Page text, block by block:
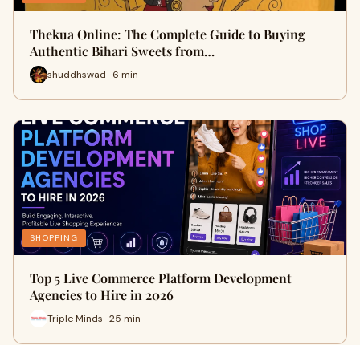
Thekua Online: The Complete Guide to Buying
Authentic Bihari Sweets from…
shuddhswad · 6 min
SHOPPING
Top 5 Live Commerce Platform Development
Agencies to Hire in 2026
Triple Minds · 25 min